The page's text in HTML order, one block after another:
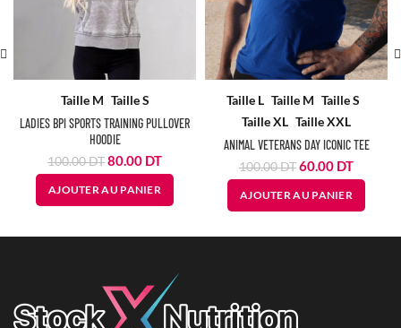
Taille M Taille S
LADIES BPI SPORTS TRAINING PULLOVER
HOODIE
100.00DTLe
prix
initial
était :
80.00 DTLe
prix
est :
AJOUTER AU PANIER
Taille L Taille M Taille S
Taille XL Taille XXL
ANIMAL VETERANS DAY ICONIC TEE
100.00DTLe
prix
initial
était :
100.00
60.00 DTLe
prix
est :
60.00
AJOUTER AU PANIER